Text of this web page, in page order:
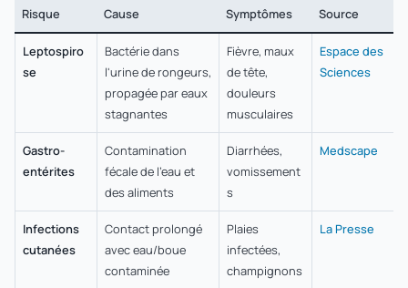
Risque Cause Symptômes Source
Leptospiro
se
Bactérie dans
l'urine de rongeurs,
propagée par eaux
stagnantes
Fièvre, maux
de tête,
douleurs
musculaires
Espace des
Sciences
Gastro-
entérites
Contamination
fécale de l'eau et
des aliments
Diarrhées,
vomissement
s
Medscape
Infections
cutanées
Contact prolongé
avec eau/boue
contaminée
Plaies
infectées,
champignons
La Presse